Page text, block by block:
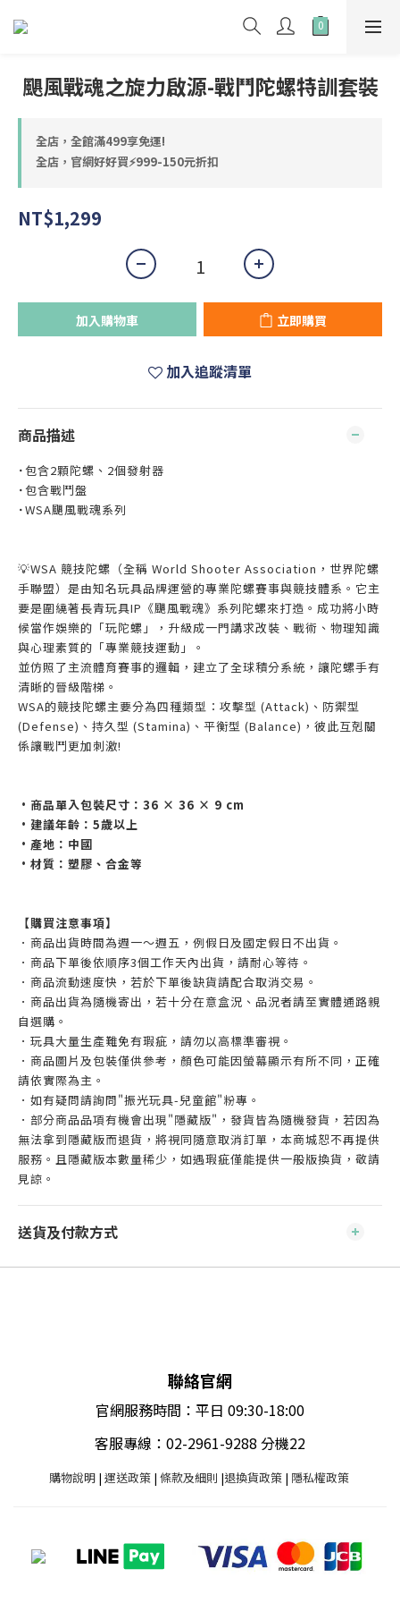
颶風戰魂之旋力啟源-戰鬥陀螺特訓套裝
全店，全館滿499享免運!
全店，官網好好買⚡999-150元折扣
NT$1,299
加入購物車 立即購買
加入追蹤清單
商品描述
˙包含2顆陀螺、2個發射器
˙包含戰鬥盤
˙WSA颶風戰魂系列
💡WSA 競技陀螺（全稱 World Shooter Association，世界陀螺
手聯盟）是由知名玩具品牌運營的專業陀螺賽事與競技體系。它主
要是圍繞著長青玩具IP《颶風戰魂》系列陀螺來打造。成功將小時
候當作娛樂的「玩陀螺」，升級成一門講求改裝、戰術、物理知識
與心理素質的「專業競技運動」。
並仿照了主流體育賽事的邏輯，建立了全球積分系統，讓陀螺手有
清晰的晉級階梯。
WSA的競技陀螺主要分為四種類型：攻擊型 (Attack)、防禦型
(Defense)、持久型 (Stamina)、平衡型 (Balance)，彼此互剋關
係讓戰鬥更加刺激!
•商品單入包裝尺寸：36 × 36 × 9 cm
•建議年齡：5歲以上
•產地：中國
•材質：塑膠、合金等
【購買注意事項】
．商品出貨時間為週一～週五，例假日及國定假日不出貨。
．商品下單後依順序3個工作天內出貨，請耐心等待。
．商品流動速度快，若於下單後缺貨請配合取消交易。
．商品出貨為隨機寄出，若十分在意盒況、品況者請至實體通路親
自選購。
．玩具大量生產難免有瑕疵，請勿以高標準審視。
．商品圖片及包裝僅供參考，顏色可能因螢幕顯示有所不同，正確
請依實際為主。
．如有疑問請詢問"振光玩具-兒童館"粉專。
．部分商品品項有機會出現"隱藏版"，發貨皆為隨機發貨，若因為
無法拿到隱藏版而退貨，將視同隨意取消訂單，本商城恕不再提供
服務。且隱藏版本數量稀少，如遇瑕疵僅能提供一般版換貨，敬請
見諒。
送貨及付款方式
聯絡官網
官網服務時間：平日 09:30-18:00
客服專線：02-2961-9288 分機22
購物說明| 運送政策 | 條款及細則 |退換貨政策| 隱私權政策